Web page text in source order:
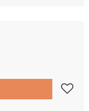
Lägg till